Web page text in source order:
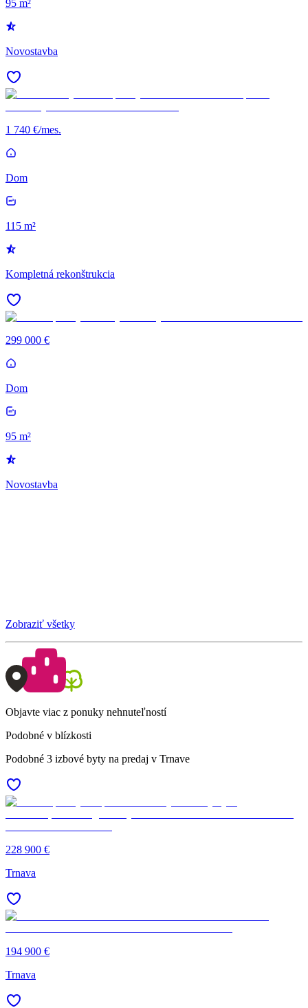
95 m²
Novostavba
1 740 €/mes.
Dom
115 m²
Kompletná rekonštrukcia
299 000 €
Dom
95 m²
Novostavba
Zobraziť všetky
Objavte viac z ponuky nehnuteľností
Podobné v blízkosti
Podobné 3 izbové byty na predaj v Trnave
228 900 €
Trnava
194 900 €
Trnava